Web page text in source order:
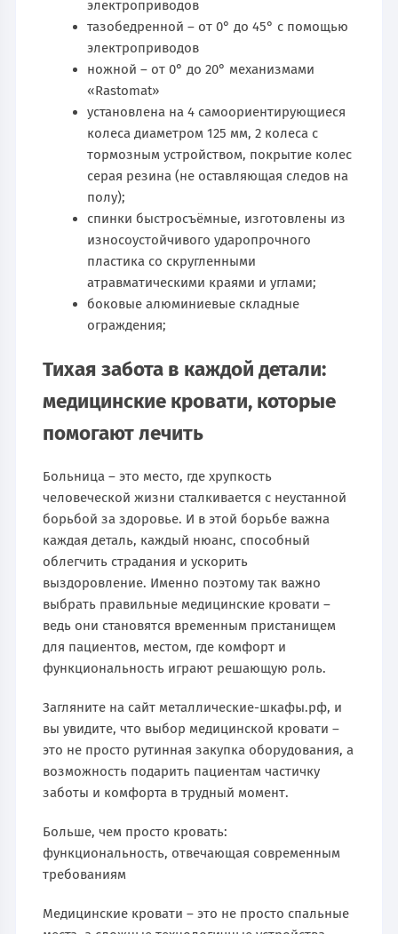
электроприводов
тазобедренной – от 0° до 45° с помощью
электроприводов
ножной – от 0° до 20° механизмами
«Rastomat»
установлена на 4 самоориентирующиеся
колеса диаметром 125 мм, 2 колеса с
тормозным устройством, покрытие колес
серая резина (не оставляющая следов на
полу);
спинки быстросъёмные, изготовлены из
износоустойчивого ударопрочного
пластика со скругленными
атравматическими краями и углами;
боковые алюминиевые складные
ограждения;
Тихая забота в каждой детали:
медицинские кровати, которые
помогают лечить
Больница – это место, где хрупкость
человеческой жизни сталкивается с неустанной
борьбой за здоровье. И в этой борьбе важна
каждая деталь, каждый нюанс, способный
облегчить страдания и ускорить
выздоровление. Именно поэтому так важно
выбрать правильные медицинские кровати –
ведь они становятся временным пристанищем
для пациентов, местом, где комфорт и
функциональность играют решающую роль.
Загляните на сайт металлические-шкафы.рф, и
вы увидите, что выбор медицинской кровати –
это не просто рутинная закупка оборудования, а
возможность подарить пациентам частичку
заботы и комфорта в трудный момент.
Больше, чем просто кровать:
функциональность, отвечающая современным
требованиям
Медицинские кровати – это не просто спальные